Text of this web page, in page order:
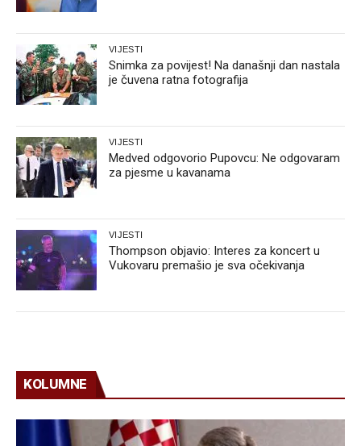
VIJESTI
Snimka za povijest! Na današnji dan nastala
je čuvena ratna fotografija
VIJESTI
Medved odgovorio Pupovcu: Ne odgovaram
za pjesme u kavanama
VIJESTI
Thompson objavio: Interes za koncert u
Vukovaru premašio je sva očekivanja
KOLUMNE